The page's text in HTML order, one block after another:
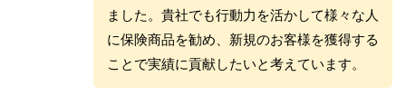
ました。貴社でも行動力を活かして様々な人
に保険商品を勧め、新規のお客様を獲得する
ことで実績に貢献したいと考えています。